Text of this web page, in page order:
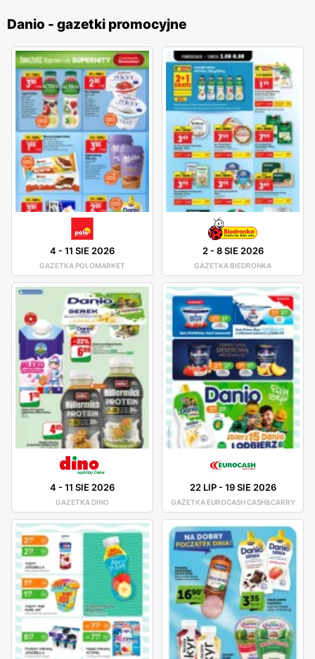
Danio - gazetki promocyjne
4 -11 SIE 2026
GAZETKA POLOMARKET
2-8 SIE 2026
GAZETKA BIEDRONKA
4 -11 SIE 2026
GAZETKA DINO
22 LIP-19 SIE 2026
GAZETKA EUROCASH CASH&CARRY